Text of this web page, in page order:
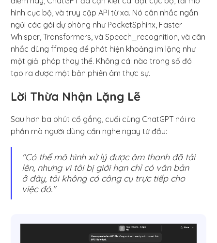
hình cục bộ, và truy cập API từ xa. Nó cân nhắc ngắn
ngủi các gói dự phòng như PocketSphinx, Faster
Whisper, Transformers, và Speech_recognition, và cân
nhắc dùng ffmpeg để phát hiện khoảng im lặng như
một giải pháp thay thế. Không cái nào trong số đó
tạo ra được một bản phiên âm thực sự.
Lời Thừa Nhận Lặng Lẽ
Sau hơn ba phút cố gắng, cuối cùng ChatGPT nói ra
phần mà người dùng cần nghe ngay từ đầu:
"Có thể mô hình xử lý được âm thanh đã tải
lên, nhưng vì tôi bị giới hạn chỉ có văn bản
ở đây, tôi không có công cụ trực tiếp cho
việc đó."